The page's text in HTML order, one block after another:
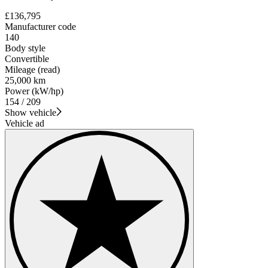
£136,795
Manufacturer code
140
Body style
Convertible
Mileage (read)
25,000 km
Power (kW/hp)
154 / 209
Show vehicle
Vehicle ad